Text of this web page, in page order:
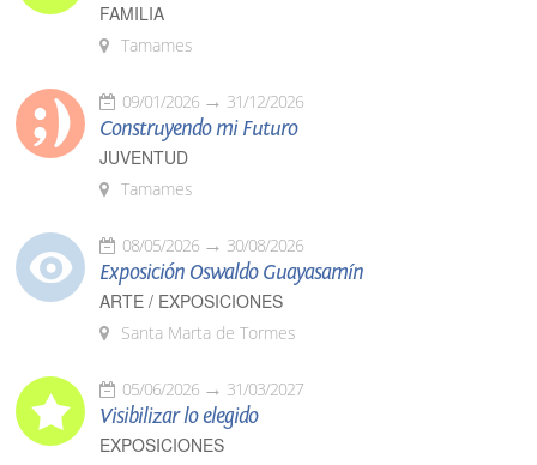
FAMILIA
Tamames
09/01/2026 31/12/2026
Construyendo mi Futuro
JUVENTUD
Tamames
08/05/2026 30/08/2026
Exposición Oswaldo Guayasamín
ARTE / EXPOSICIONES
Santa Marta de Tormes
05/06/2026 31/03/2027
Visibilizar lo elegido
EXPOSICIONES